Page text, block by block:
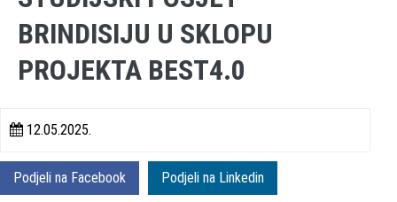
BRINDISIJU U SKLOPU
PROJEKTA BEST4.0
12.05.2025.
Podjeli na Facebook Podjeli na Linkedin